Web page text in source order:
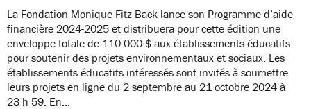
La Fondation Monique-Fitz-Back lance son Programme d’aide
financière 2024-2025 et distribuera pour cette édition une
enveloppe totale de 110 000 $ aux établissements éducatifs
pour soutenir des projets environnementaux et sociaux. Les
établissements éducatifs intéressés sont invités à soumettre
leurs projets en ligne du 2 septembre au 21 octobre 2024 à
23 h 59. En…